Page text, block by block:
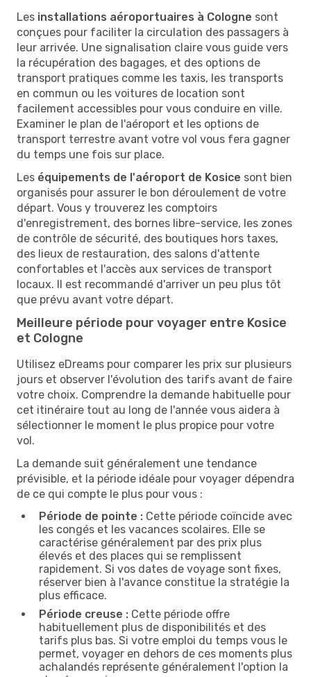
Les installations aéroportuaires à Cologne sont
conçues pour faciliter la circulation des passagers à
leur arrivée. Une signalisation claire vous guide vers
la récupération des bagages, et des options de
transport pratiques comme les taxis, les transports
en commun ou les voitures de location sont
facilement accessibles pour vous conduire en ville.
Examiner le plan de l'aéroport et les options de
transport terrestre avant votre vol vous fera gagner
du temps une fois sur place.
Les équipements de l'aéroport de Kosice sont bien
organisés pour assurer le bon déroulement de votre
départ. Vous y trouverez les comptoirs
d'enregistrement, des bornes libre-service, les zones
de contrôle de sécurité, des boutiques hors taxes,
des lieux de restauration, des salons d'attente
confortables et l'accès aux services de transport
locaux. Il est recommandé d'arriver un peu plus tôt
que prévu avant votre départ.
Meilleure période pour voyager entre Kosice
et Cologne
Utilisez eDreams pour comparer les prix sur plusieurs
jours et observer l'évolution des tarifs avant de faire
votre choix. Comprendre la demande habituelle pour
cet itinéraire tout au long de l'année vous aidera à
sélectionner le moment le plus propice pour votre
vol.
La demande suit généralement une tendance
prévisible, et la période idéale pour voyager dépendra
de ce qui compte le plus pour vous :
Période de pointe : Cette période coïncide avec
les congés et les vacances scolaires. Elle se
caractérise généralement par des prix plus
élevés et des places qui se remplissent
rapidement. Si vos dates de voyage sont fixes,
réserver bien à l'avance constitue la stratégie la
plus efficace.
Période creuse : Cette période offre
habituellement plus de disponibilités et des
tarifs plus bas. Si votre emploi du temps vous le
permet, voyager en dehors de ces moments plus
achalandés représente généralement l'option la